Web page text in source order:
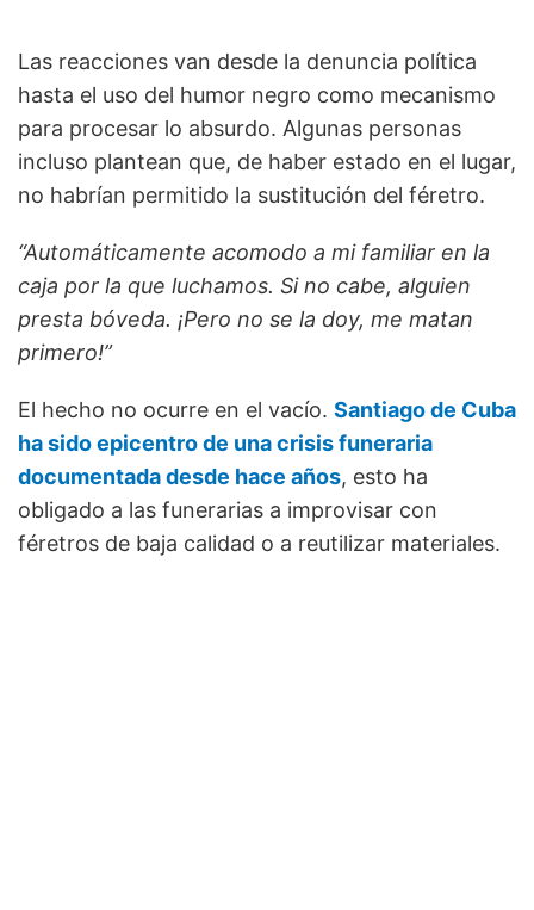
Las reacciones van desde la denuncia política
hasta el uso del humor negro como mecanismo
para procesar lo absurdo. Algunas personas
incluso plantean que, de haber estado en el lugar,
no habrían permitido la sustitución del féretro.
“Automáticamente acomodo a mi familiar en la
caja por la que luchamos. Si no cabe, alguien
presta bóveda. ¡Pero no se la doy, me matan
primero!”
El hecho no ocurre en el vacío. Santiago de Cuba
ha sido epicentro de una crisis funeraria
documentada desde hace años, esto ha
obligado a las funerarias a improvisar con
féretros de baja calidad o a reutilizar materiales.